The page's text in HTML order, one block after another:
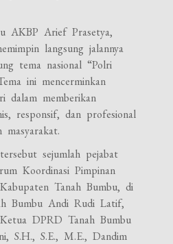
AKBP Arief Prasetya,
langsung jalannya
tema nasional “Polri
ini mencerminkan
dalam memberikan
responsif, dan profesional
masyarakat.
sejumlah pejabat
Koordinasi Pimpinan
Tanah Bumbu, di
Bumbu Andi Rudi Latif,
DPRD Tanah Bumbu
S.H., S.E., M.E., Dandim